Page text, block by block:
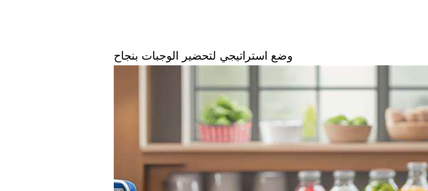
وضع استراتيجي لتحضير الوجبات بنجاح